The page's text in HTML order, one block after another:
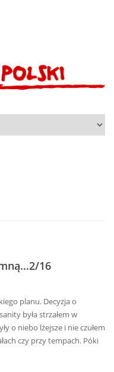
16
planu. Decyzja o
była strzałem w
o niebo lżejsze i nie czułem
czy przy tempach. Póki